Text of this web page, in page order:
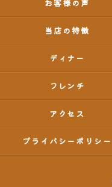
お客様の声
当店の特徴
ディナー
フレンチ
アクセス
プライバシーポリシー